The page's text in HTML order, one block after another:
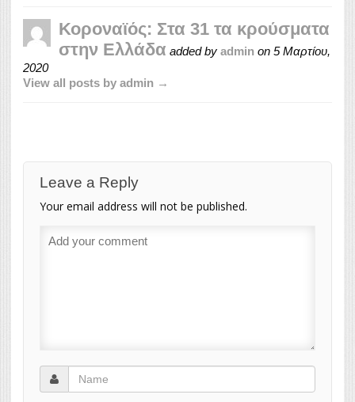
Κοροναϊός: Στα 31 τα κρούσματα
στην Ελλάδα added by admin on 5 Μαρτίου,
2020
View all posts by admin →
Leave a Reply
Your email address will not be published.